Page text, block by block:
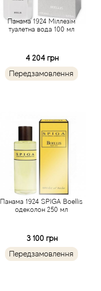
Панама 1924 Міллезім
туалетна вода 100 мл
4 204 грн
Передзамовлення
Панама 1924 SPIGA Boellis
одеколон 250 мл
3 100 грн
Передзамовлення